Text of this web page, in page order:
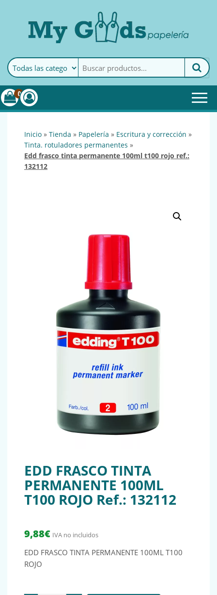
MyGoods · PapeleríaMy Goods es tu papelería
online de confianza. Podrás
encontrar todo lo necesario
0
inicio » tienda » papelería » escritura y corrección »
tinta. rotuladores permanentes »
edd frasco tinta permanente 100ml t100 rojo ref.:
132112
EDD FRASCO TINTA
PERMANENTE 100ML
T100 ROJO Ref.: 132112
9,88€ IVA no incluidos
EDD FRASCO TINTA PERMANENTE 100ML T100
ROJO